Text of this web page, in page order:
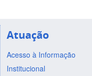
Atuação
Acesso à Informação
Institucional